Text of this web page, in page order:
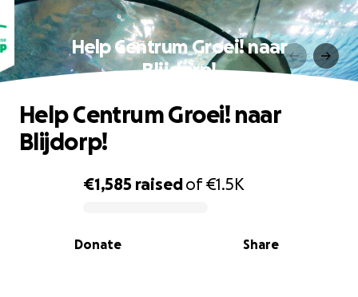
Help Centrum Groei! naar
Blijdorp!
0% complete
€1,585 raisedof€1.5K
Share
Donate
Help Centrum Groei! naar
Blijdorp!